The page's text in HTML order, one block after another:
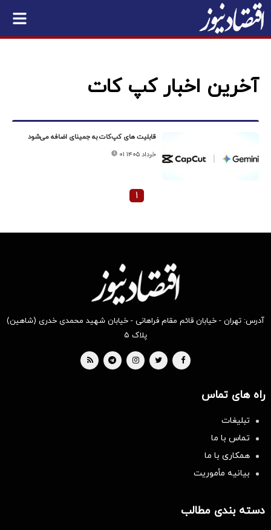
آخرین اخبار کپ کات
قابلیت های کپ‌کات به جمینای اضافه می‌شود
۰۱ خرداد ۱۴۰۵
۱
آدرس: تهران - خیابان قائم مقام فراهانی - خیابان شهید محمدی خدری (شاهین)
پلاک ۵
راه های تماس
تبلیغات
تماس با ما
همکاری با ما
بیانیه مأموریت
دسته بندی مطالب